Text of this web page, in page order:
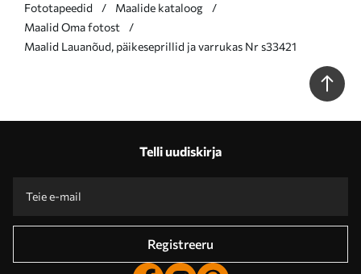
Fototapeedid
Maalide kataloog
Maalid Oma fotost
Maalid Lauanõud, päikeseprillid ja varrukas Nr s33421
Telli uudiskirja
Registreeru